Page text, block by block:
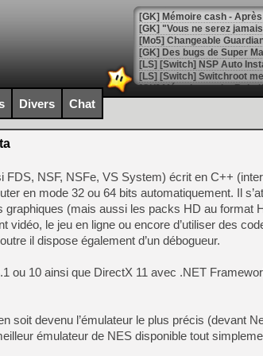
[GK] Mémoire cash -
[GK] "Vous ne serez
[Mo5] Changeable
[GK] Des bugs de Super
[LS] [Switch] NSP Auto
[GK] La saga horrifique
[GK] Le portage de Super
[Mo5] Le jeu de course
[GK] Guillermo del Toro
[LTF] Eté 2026 - Séquence 6
[GK] Mistfall Hunter : déjà
[GK] Wo Long 2 évolue
[GK] Crossfire : un TPS à
[LS] [PS5] Premiers
Divers Chat
FDS, NSF, NSFe, VS System) écrit en C++
en mode 32 ou 64 bits automatiquement. Il
graphiques (mais aussi les packs HD au format
vidéo, le jeu en ligne ou encore d’utiliser des
il dispose également d’un débogueur.
ou 10 ainsi que DirectX 11 avec .NET
soit devenu l’émulateur le plus précis (devant
émulateur de NES disponible tout